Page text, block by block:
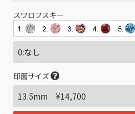
スワロフスキー
印面サイズ